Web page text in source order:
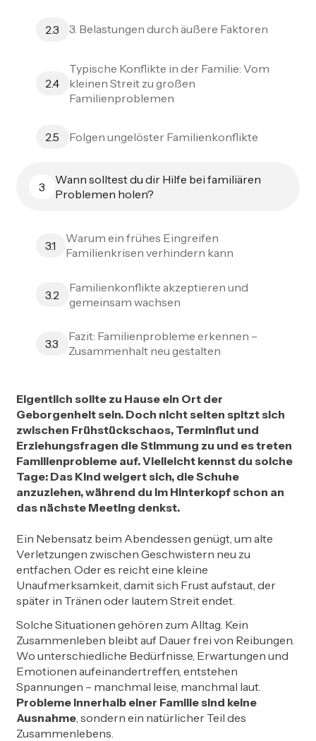
2.3 3. Belastungen durch äußere Faktoren
2.4
Typische Konflikte in der Familie: Vom
kleinen Streit zu großen
Familienproblemen
2.5 Folgen ungelöster Familienkonflikte
3
Wann solltest du dir Hilfe bei familiären
Problemen holen?
3.1
Warum ein frühes Eingreifen
Familienkrisen verhindern kann
3.2
Familienkonflikte akzeptieren und
gemeinsam wachsen
3.3
Fazit: Familienprobleme erkennen –
Zusammenhalt neu gestalten
Eigentlich sollte zu Hause ein Ort der
Geborgenheit sein. Doch nicht selten spitzt sich
zwischen Frühstückschaos, Terminflut und
Erziehungsfragen die Stimmung zu und es treten
Familienprobleme auf. Vielleicht kennst du solche
Tage: Das Kind weigert sich, die Schuhe
anzuziehen, während du im Hinterkopf schon an
das nächste Meeting denkst.
Ein Nebensatz beim Abendessen genügt, um alte
Verletzungen zwischen Geschwistern neu zu
entfachen. Oder es reicht eine kleine
Unaufmerksamkeit, damit sich Frust aufstaut, der
später in Tränen oder lautem Streit endet.
Solche Situationen gehören zum Alltag. Kein
Zusammenleben bleibt auf Dauer frei von Reibungen.
Wo unterschiedliche Bedürfnisse, Erwartungen und
Emotionen aufeinandertreffen, entstehen
Spannungen – manchmal leise, manchmal laut.
Probleme innerhalb einer Familie sind keine
Ausnahme, sondern ein natürlicher Teil des
Zusammenlebens.